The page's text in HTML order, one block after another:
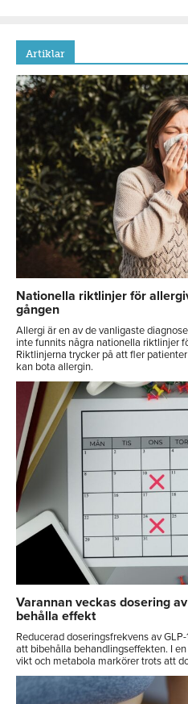
Artiklar
Nationella riktlinjer för
gången
Allergi är en av de vanligaste
inte funnits några nationella riktlinjer
Riktlinjerna trycker på att fler
kan bota allergin.
Varannan veckas dosering
behålla effekt
Reducerad doseringsfrekvens av
att bibehålla behandlingseffekten. I
vikt och metabola markörer trots att